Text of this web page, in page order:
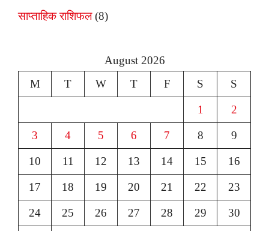
साप्ताहिक राशिफल(8)
August 2026
M
T W T F S S
1 2
3 4 5 6 7 8 9
10 11 12 13 14 15 16
17 18 19 20 21 22 23
24 25 26 27 28 29 30